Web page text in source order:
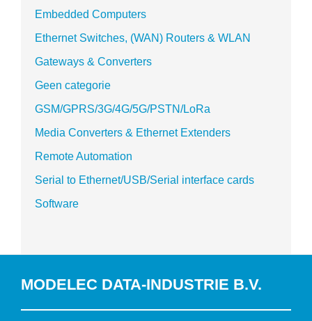
Embedded Computers
Ethernet Switches, (WAN) Routers & WLAN
Gateways & Converters
Geen categorie
GSM/GPRS/3G/4G/5G/PSTN/LoRa
Media Converters & Ethernet Extenders
Remote Automation
Serial to Ethernet/USB/Serial interface cards
Software
MODELEC DATA-INDUSTRIE B.V.